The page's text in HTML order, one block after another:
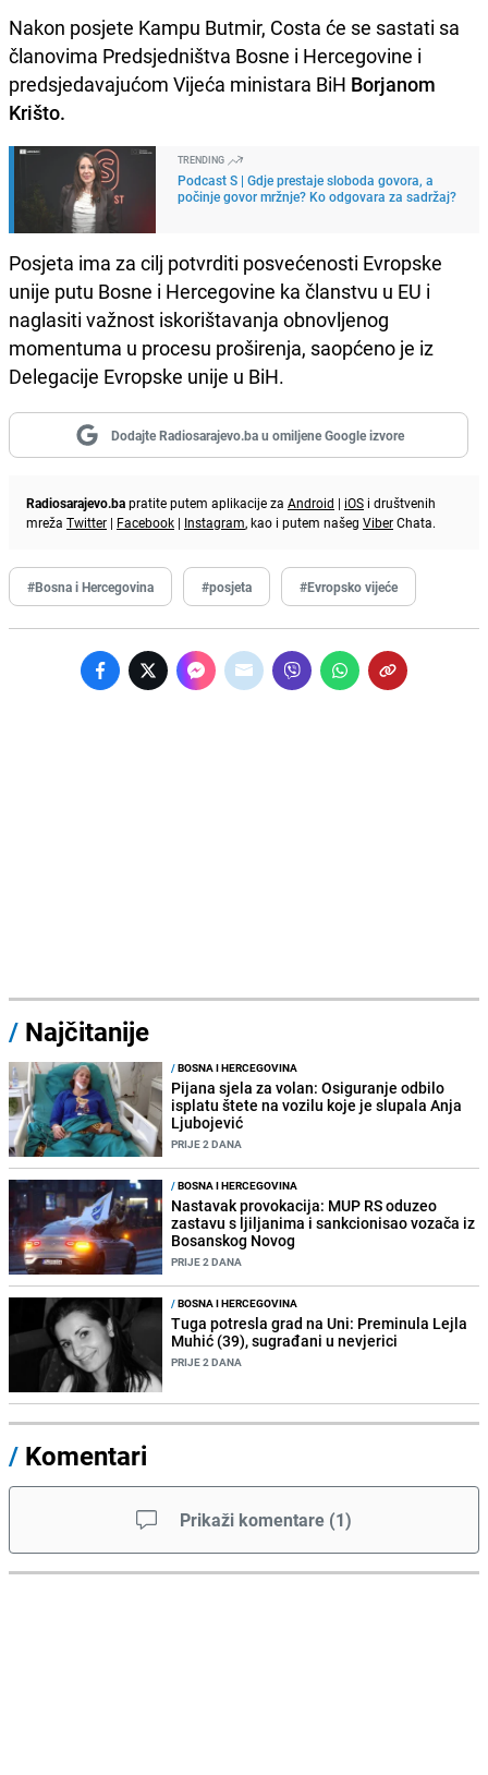
Nakon posjete Kampu Butmir, Costa će se sastati sa
članovima Predsjedništva Bosne i Hercegovine i
predsjedavajućom Vijeća ministara BiH Borjanom
Krišto.
TRENDING
Podcast S | Gdje prestaje sloboda govora, a
počinje govor mržnje? Ko odgovara za sadržaj?
Posjeta ima za cilj potvrditi posvećenosti Evropske
unije putu Bosne i Hercegovine ka članstvu u EU i
naglasiti važnost iskorištavanja obnovljenog
momentuma u procesu proširenja, saopćeno je iz
Delegacije Evropske unije u BiH.
Dodajte Radiosarajevo.ba u omiljene Google izvore
Radiosarajevo.bapratite putem aplikacije za Android | iOS i društvenih
mreža Twitter | Facebook | Instagram, kao i putem našeg ViberChata.
#Bosna i Hercegovina #posjeta #Evropsko vijeće
/ Najčitanije
/BOSNA I HERCEGOVINA
Pijana sjela za volan: Osiguranje odbilo
isplatu štete na vozilu koje je slupala Anja
Ljubojević
PRIJE 2 DANA
/BOSNA I HERCEGOVINA
Nastavak provokacija: MUP RS oduzeo
zastavu s ljiljanima i sankcionisao vozača iz
Bosanskog Novog
PRIJE 2 DANA
/BOSNA I HERCEGOVINA
Tuga potresla grad na Uni: Preminula Lejla
Muhić (39), sugrađani u nevjerici
PRIJE 2 DANA
/ Komentari
Prikaži komentare (1)